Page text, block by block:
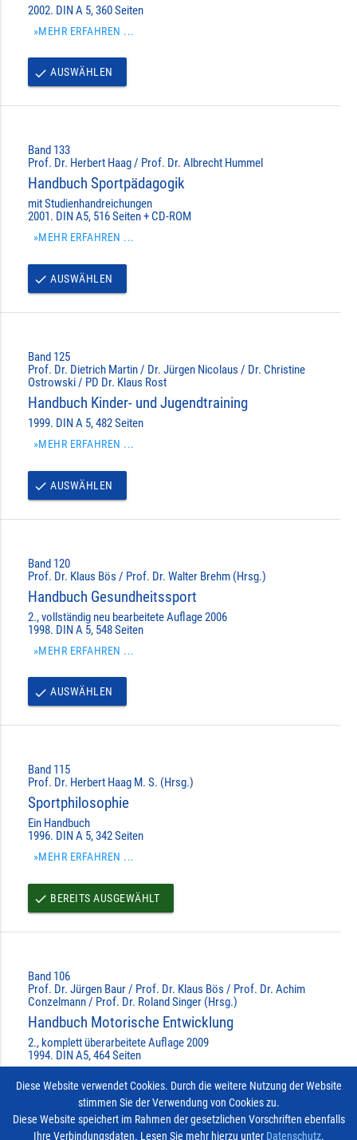
2002. DIN A 5, 360 Seiten
»MEHR ERFAHREN ...
done AUSWÄHLEN
Band 133
Prof. Dr. Herbert Haag / Prof. Dr. Albrecht Hummel
Handbuch Sportpädagogik
mit Studienhandreichungen
2001. DIN A5, 516 Seiten + CD-ROM
»MEHR ERFAHREN ...
done AUSWÄHLEN
Band 125
Prof. Dr. Dietrich Martin / Dr. Jürgen Nicolaus / Dr. Christine
Ostrowski / PD Dr. Klaus Rost
Handbuch Kinder- und Jugendtraining
1999. DIN A 5, 482 Seiten
»MEHR ERFAHREN ...
done AUSWÄHLEN
Band 120
Prof. Dr. Klaus Bös / Prof. Dr. Walter Brehm (Hrsg.)
Handbuch Gesundheitssport
2., vollständig neu bearbeitete Auflage 2006
1998. DIN A 5, 548 Seiten
»MEHR ERFAHREN ...
done AUSWÄHLEN
Band 115
Prof. Dr. Herbert Haag M. S. (Hrsg.)
Sportphilosophie
Ein Handbuch
1996. DIN A 5, 342 Seiten
»MEHR ERFAHREN ...
done BEREITS AUSGEWÄHLT
Band 106
Prof. Dr. Jürgen Baur / Prof. Dr. Klaus Bös / Prof. Dr. Achim
Conzelmann / Prof. Dr. Roland Singer (Hrsg.)
Handbuch Motorische Entwicklung
2., komplett überarbeitete Auflage 2009
1994. DIN A5, 464 Seiten
doneAUSWÄHLEN
Diese Website verwendet Cookies. Durch die weitere Nutzung der Website
stimmen Sie der Verwendung von Cookies zu.
Diese Website speichert im Rahmen der gesetzlichen Vorschriften ebenfalls
Ihre Verbindungsdaten. Lesen Sie mehr hierzu unter Datenschutz.